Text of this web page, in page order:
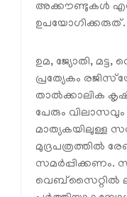
അക്കൗണ്ടുകള്‍
ഉപയോഗിക്കരുത്.
ഉമ, ജ്യോതി,
പ്രത്യേകം
താല്‍ക്കാലിക
പേരും വിലാസവും
മാത്യകയിലുള്ള
മുദ്രപത്രത്തില്‍
സമര്‍പ്പിക്കണം.
വെബ്‌സൈറ്റില്‍